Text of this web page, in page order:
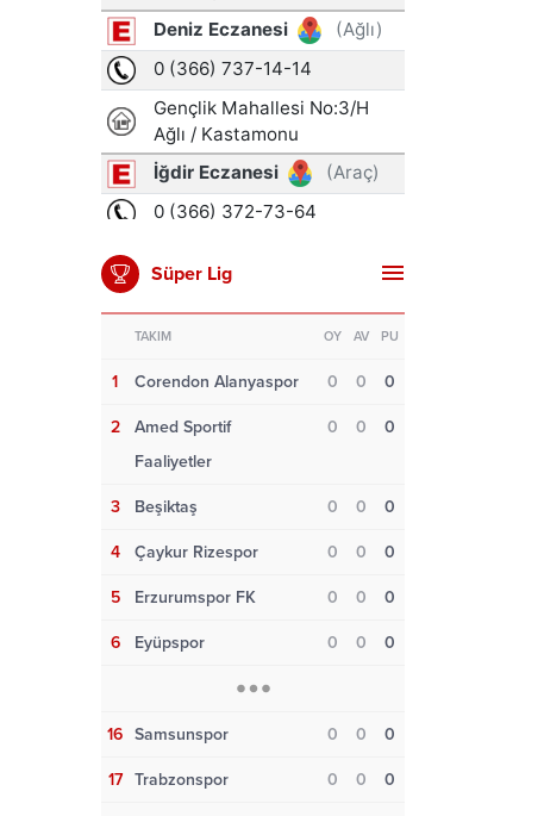
Süper Lig
TAKIM OY AV PU
1 Corendon Alanyaspor 0 0 0
2
Amed Sportif
Faaliyetler
0 0 0
3 Beşiktaş 0 0 0
4 Çaykur Rizespor 0 0 0
5 Erzurumspor FK 0 0 0
6 Eyüpspor 0 0 0
16 Samsunspor 0 0 0
17 Trabzonspor 0 0 0